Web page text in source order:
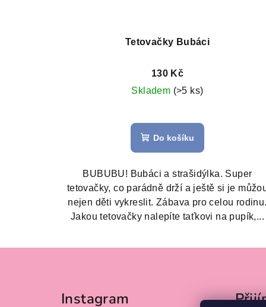
Tetovačky Bubáci
130 Kč
Skladem (>5 ks)
Do košíku
BUBUBU! Bubáci a strašidýlka. Super
tetovačky, co parádně drží a ještě si je
nejen děti vykreslit. Zábava pro celou rodinu.
Jakou tetovačky nalepíte taťkovi na pupík,...
Instagram